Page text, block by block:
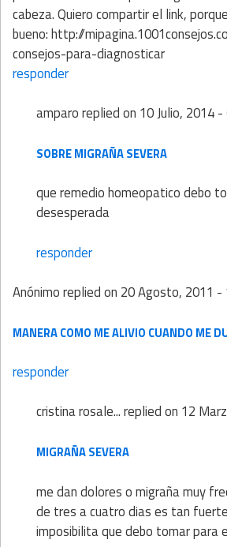
cabeza. Quiero compartir el link,
bueno: http://
consejos-para-diagnosticar
responder
amparoreplied on 10 Julio, 2014 -
SOBRE MIGRAÑA SEVERA
que remedio homeopatico debo
desesperada
responder
Anónimoreplied on 20 Agosto, 2011 -
MANERA COMO ME ALIVIO CUANDO ME
responder
cristina rosale...replied on 12
MIGRAÑA SEVERA
me dan dolores o migraña muy
de tres a cuatro dias es tan
imposibilita que debo tomar para